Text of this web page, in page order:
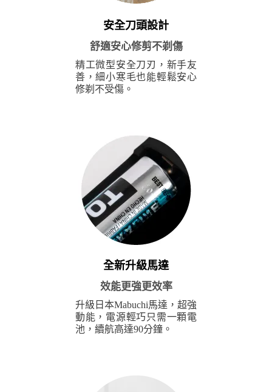
安全刀頭設計
舒適安心修剪不剃傷
精工微型安全刀刃，新手友
善，細小寒毛也能輕鬆安心
修剃不受傷。
全新升級馬達
效能更強更效率
升級日本Mabuchi馬達，超強
動能，電源輕巧只需一顆電
池，續航高達90分鐘。